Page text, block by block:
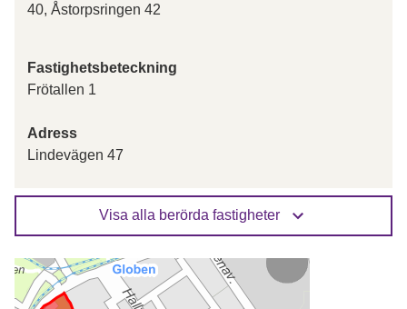
40, Åstorpsringen 42
Fastighetsbeteckning
Frötallen 1
Adress
Lindevägen 47
Visa alla berörda fastigheter